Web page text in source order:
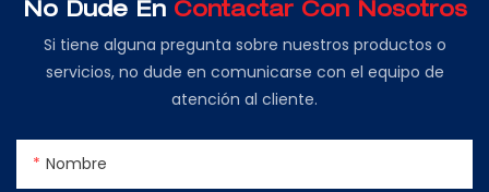
No Dude En Contactar Con Nosotros
Si tiene alguna pregunta sobre nuestros productos o
servicios, no dude en comunicarse con el equipo de
atención al cliente.
Nombre